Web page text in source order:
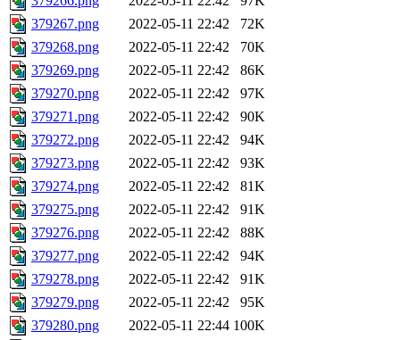
379267.png
2022-05-11 22:42
72K
379268.png
2022-05-11 22:42
70K
379269.png
2022-05-11 22:42
86K
379270.png
2022-05-11 22:42
97K
379271.png
2022-05-11 22:42
90K
379272.png
2022-05-11 22:42
94K
379273.png
2022-05-11 22:42
93K
379274.png
2022-05-11 22:42
81K
379275.png
2022-05-11 22:42
91K
379276.png
2022-05-11 22:42
88K
379277.png
2022-05-11 22:42
94K
379278.png
2022-05-11 22:42
91K
379279.png
2022-05-11 22:42
95K
379280.png
2022-05-11 22:44 100K